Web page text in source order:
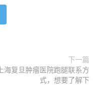
下一篇
上海复旦肿瘤医院跑腿联系方
式，想要了解下